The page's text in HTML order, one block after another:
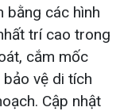
bằng các hình
trí cao trong
cắm mốc
vệ di tích
Cập nhật